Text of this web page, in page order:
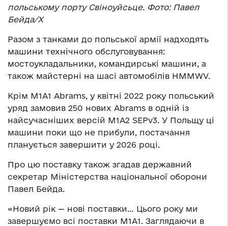
польському порту Свіноуйсьце. Фото: Павел
Бейда/Х
Разом з танками до польської армії надходять
машини технічного обслуговування:
мостоукладальники, командирські машини, а
також майстерні на шасі автомобілів HMMWV.
Крім M1A1 Abrams, у квітні 2022 року польський
уряд замовив 250 нових Abrams в одній із
найсучасніших версій M1A2 SEPv3. У Польщу ці
машини поки що не прибули, постачання
планується завершити у 2026 році.
Про цю поставку також згадав державний
секретар Міністерства національної оборони
Павел Бейда.
«Новий рік — нові поставки… Цього року ми
завершуємо всі поставки М1А1. Заглядаючи в